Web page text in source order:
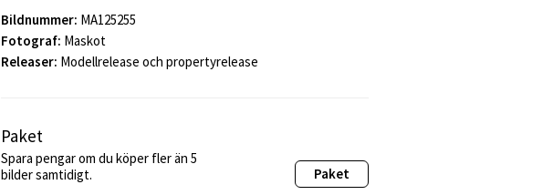
Bildnummer: MA125255
Fotograf: Maskot
Releaser: Modellrelease och propertyrelease
Paket
Spara pengar om du köper fler än 5
bilder samtidigt.
Paket